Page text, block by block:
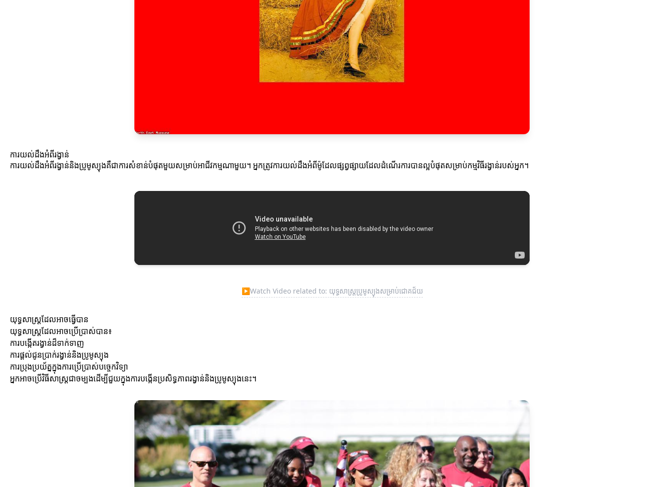
ការយល់ដឹងអំពីរង្វាន់
ការយល់ដឹងអំពីរង្វាន់និងប្រូមូស្យុងគឺជាការសំខាន់បំផុតមួយសម្រាប់អាជីវកម្មណាមួយ។ អ្នកត្រូវការយល់ដឹងអំពីម៉ូដែលផ្សព្វផ្សាយដែលដំណើរការបានល្អបំផុតសម្រាប់កម្មវិធីរង្វាន់របស់អ្នក។
▶Watch Video related to: យុទ្ធសាស្ត្រប្រូមូស្យុងសម្រាប់ជោគជ័យ
យុទ្ធសាស្ត្រដែលអាចធ្វើបាន
យុទ្ធសាស្ត្រដែលអាចប្រើប្រាស់បាន៖
ការបង្កើតរង្វាន់ដ៏ទាក់ទាញ
ការផ្តល់ជូនប្រាក់រង្វាន់និងប្រូមូស្យុង
ការប្រុងប្រយ័ត្នក្នុងការប្រើប្រាស់បច្ចេកវិទ្យា
អ្នកអាចប្រើវិធីសាស្ត្រជាចម្បងដើម្បីជួយក្នុងការបង្កើនប្រសិទ្ធភាពរង្វាន់និងប្រូមូស្យុងនេះ។